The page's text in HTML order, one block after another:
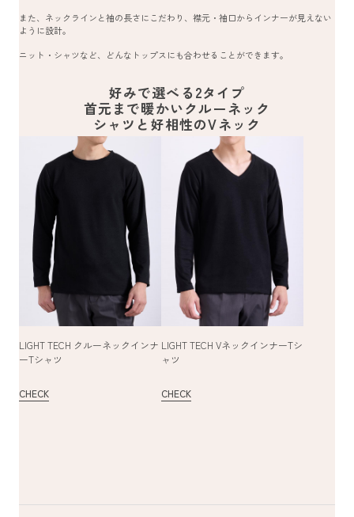
また、ネックラインと袖の長さにこだわり、襟元・袖口からインナーが見えない
ように設計。
ニット・シャツなど、どんなトップスにも合わせることができます。
好みで選べる2タイプ
首元まで暖かいクルーネック
シャツと好相性のVネック
LIGHT TECH クルーネックインナ
ーTシャツ
CHECK
LIGHT TECH VネックインナーTシ
ャツ
CHECK